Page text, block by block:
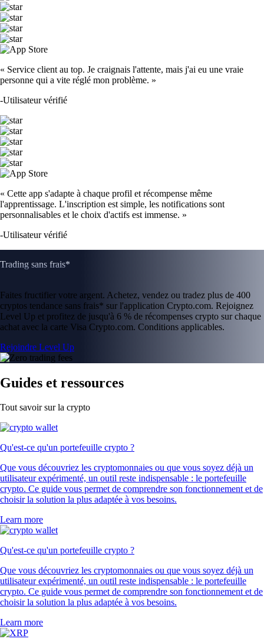
« Service client au top. Je craignais l'attente, mais j'ai eu une vraie
personne qui a vite réglé mon problème. »
-Utilisateur vérifié
« Cette app s'adapte à chaque profil et récompense même
l'apprentissage. L'inscription est simple, les notifications sont
personnalisables et le choix d'actifs est immense. »
-Utilisateur vérifié
Trading sans frais*
Faites fructifier votre argent. Achetez, vendez ou tradez plus de 400
cryptos tendance sans frais* sur l'application Crypto.com. Rejoignez
Level Up et profitez de jusqu'à 6 % de récompenses crypto sur chaque
achat avec la carte Visa Crypto.com. Conditions applicables.
Rejoindre Level Up
Guides et ressources
Tout savoir sur la crypto
Qu'est-ce qu'un portefeuille crypto ?
Que vous découvriez les cryptomonnaies ou que vous soyez déjà un
utilisateur expérimenté, un outil reste indispensable : le portefeuille
crypto. Ce guide vous permet de comprendre son fonctionnement et de
choisir la solution la plus adaptée à vos besoins.
Learn more
Qu'est-ce qu'un portefeuille crypto ?
Que vous découvriez les cryptomonnaies ou que vous soyez déjà un
utilisateur expérimenté, un outil reste indispensable : le portefeuille
crypto. Ce guide vous permet de comprendre son fonctionnement et de
choisir la solution la plus adaptée à vos besoins.
Learn more